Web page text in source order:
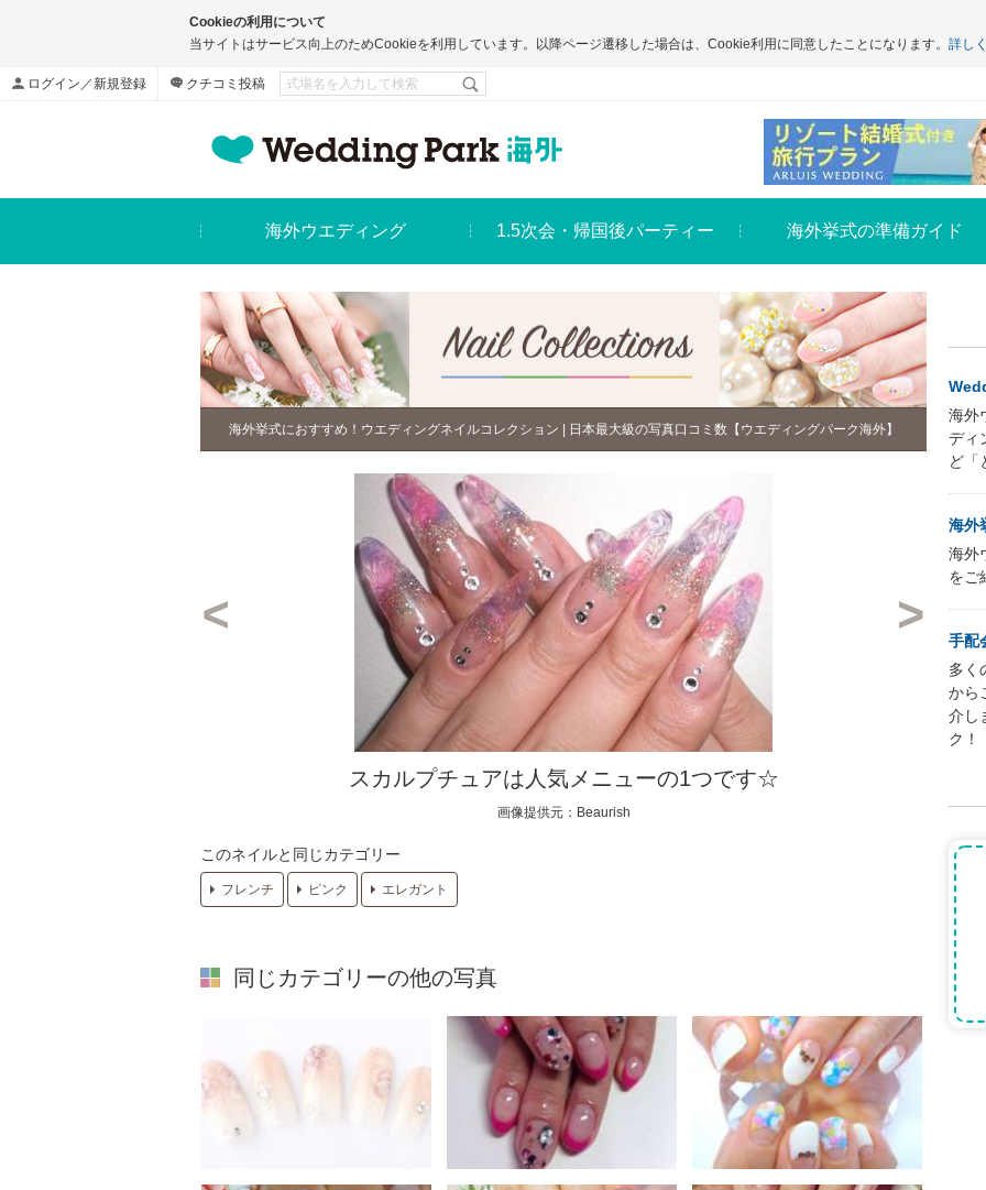
Cookieの利用について
当サイトはサービス向上のためCookieを利用しています。以降ページ遷移した場合は、Cookie利用に同意したことになります。 詳し
ログイン／新規登録 クチコミ投稿
海外ウエディング 1.5次会・帰国後パーティー 海外挙式の準備ガイド
海外挙式におすすめ！ウエディングネイルコレクション | 日本最大級の写真口コミ数【ウエディングパーク海外】
スカルプチュアは人気メニューの1つです☆
画像提供元：Beaurish
このネイルと同じカテゴリー
フレンチ ピンク エレガント
同じカテゴリーの他の写真
海外
ディ
ど「
海外
海外
をご
手配
多く
から
介し
ク！